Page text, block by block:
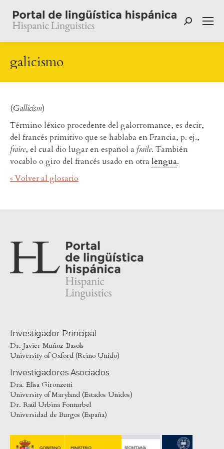
Buscar:
galicismo
(Gallicism)
Término léxico procedente del galorromance, es decir,
del francés primitivo que se hablaba en Francia, p. ej.,
fraire, el cual dio lugar en español a fraile. También
vocablo o giro del francés usado en otra lengua.
« Volver al glosario
Investigador Principal
Dr. Javier Muñoz-Basols
University of Oxford (Reino Unido)
Investigadores Asociados
Dra. Elisa Gironzetti
University of Maryland (Estados Unidos)
Dr. Raúl Urbina Fonturbel
Universidad de Burgos (España)